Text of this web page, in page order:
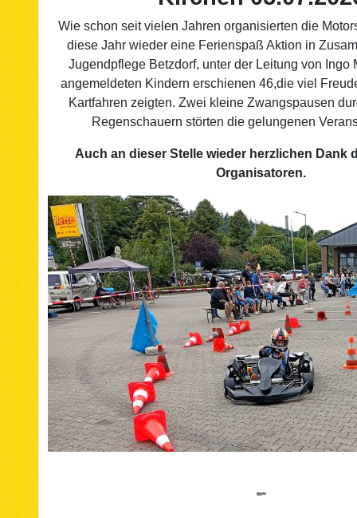
Wie schon seit vielen Jahren organisierten die
diese Jahr wieder eine Ferienspaß Aktion in
Jugendpflege Betzdorf, unter der Leitung von Ingo
angemeldeten Kindern erschienen 46,die viel
Kartfahren zeigten. Zwei kleine Zwangspausen
Regenschauern störten die gelungenen
Auch an dieser Stelle wieder herzlichen Dank
Organisatoren.